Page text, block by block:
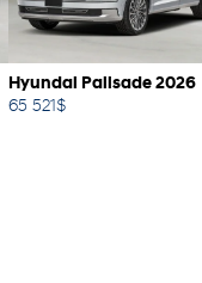
Hyundai Palisade 2026
65 521$